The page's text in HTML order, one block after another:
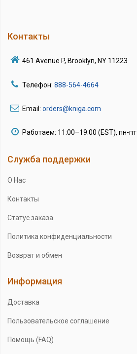
Контакты
461 Avenue P, Brooklyn, NY 11223
Телефон: 888-564-4664
Email: orders@kniga.com
Работаем: 11:00–19:00 (EST), пн-пт
Служба поддержки
О Нас
Контакты
Статус заказа
Политика конфиденциальности
Возврат и обмен
Информация
Доставка
Пользовательское соглашение
Помощь (FAQ)